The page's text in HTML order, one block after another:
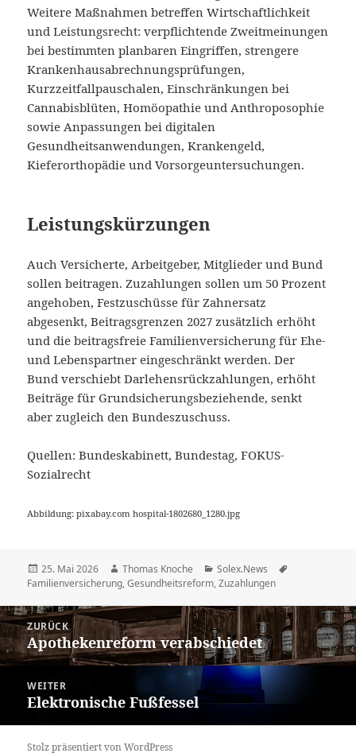
Weitere Maßnahmen betreffen Wirtschaftlichkeit
und Leistungsrecht: verpflichtende Zweitmeinungen
bei bestimmten planbaren Eingriffen, strengere
Krankenhausabrechnungsprüfungen,
Kurzzeitfallpauschalen, Einschränkungen bei
Cannabisblüten, Homöopathie und Anthroposophie
sowie Anpassungen bei digitalen
Gesundheitsanwendungen, Krankengeld,
Kieferorthopädie und Vorsorgeuntersuchungen.
Leistungskürzungen
Auch Versicherte, Arbeitgeber, Mitglieder und Bund
sollen beitragen. Zuzahlungen sollen um 50 Prozent
angehoben, Festzuschüsse für Zahnersatz
abgesenkt, Beitragsgrenzen 2027 zusätzlich erhöht
und die beitragsfreie Familienversicherung für Ehe-
und Lebenspartner eingeschränkt werden. Der
Bund verschiebt Darlehensrückzahlungen, erhöht
Beiträge für Grundsicherungsbeziehende, senkt
aber zugleich den Bundeszuschuss.
Quellen: Bundeskabinett, Bundestag, FOKUS-
Sozialrecht
Abbildung: pixabay.com hospital-1802680_1280.jpg
Veröffentlicht
am
25. Mai 2026 Autor
Thomas Knoche Kategorien
Solex.News
Familienversicherung,Gesundheitsreform,Zuzahlungen
Beitragsnavigation
ZURÜCK
Vorheriger
Beitrag:
Apothekenreform verabschiedet
WEITER
Nächster
Beitrag:
Elektronische Fußfessel
Stolz präsentiert von WordPress